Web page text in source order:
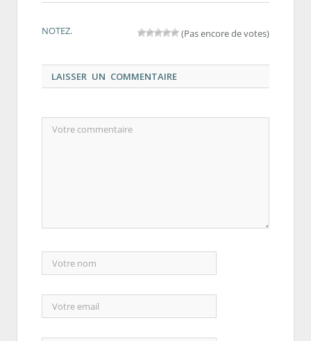
NOTEZ. (Pas encore de votes)
LAISSER UN COMMENTAIRE